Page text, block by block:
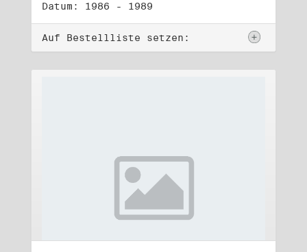
Datum: 1986 - 1989
Auf Bestellliste setzen: